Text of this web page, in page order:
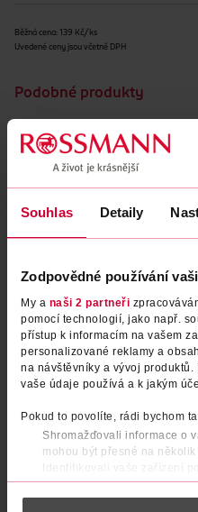
Souhlas Detaily
Zodpovědné používání
My a naši 2 partneři
pomocí technologií, jako např.
přístup k informacím na vašem
personalizované reklamy a
na návštěvníky a vývoj
vaše údaje používá a k jakým
Pokud to povolíte, rádi bychom
Shromažďovali informace o
mohou být přesné na několik
Identifikovali vaše zařízení
konkrétní charakteristiky
Zjistěte více o tom, jak
Běžná cena: 139 Kč/ks
Uvedené ceny jsou včetně DPH
Podobné produkty
Měsíční kontaktní čočky
Premium -2,25
Best View 1 ks
DO KOŠÍKU
Obj. č.: 978774